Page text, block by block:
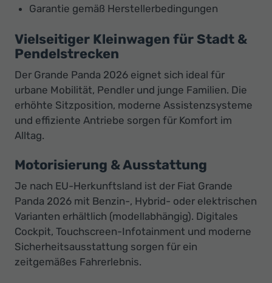
Garantie gemäß Herstellerbedingungen
Vielseitiger Kleinwagen für Stadt &
Pendelstrecken
Der Grande Panda 2026 eignet sich ideal für
urbane Mobilität, Pendler und junge Familien. Die
erhöhte Sitzposition, moderne Assistenzsysteme
und effiziente Antriebe sorgen für Komfort im
Alltag.
Motorisierung & Ausstattung
Je nach EU-Herkunftsland ist der Fiat Grande
Panda 2026 mit Benzin-, Hybrid- oder elektrischen
Varianten erhältlich (modellabhängig). Digitales
Cockpit, Touchscreen-Infotainment und moderne
Sicherheitsausstattung sorgen für ein
zeitgemäßes Fahrerlebnis.